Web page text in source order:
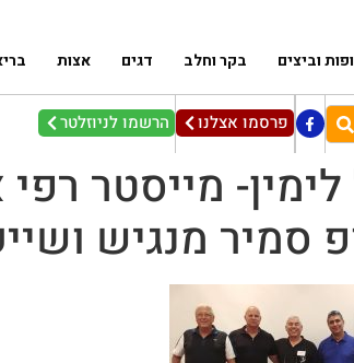
וביצים בקר וחלב דגים אצות
פרסמו אצלנו הרשמו לניוזלטר
מייסטר רפי
סמיר מנגיש